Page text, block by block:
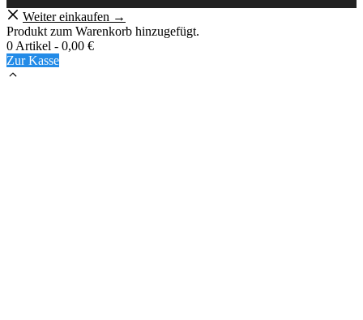
Weiter einkaufen →
Produkt zum Warenkorb hinzugefügt.
0 Artikel - 0,00 €
Zur Kasse